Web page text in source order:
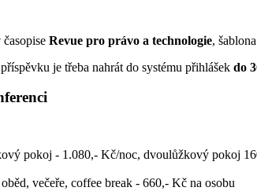
Revue pro právo a technologie,
je třeba nahrát do systému přihlášek do
pokoj - 1.080,- Kč/noc, dvoulůžkový pokoj
večeře, coffee break - 660,- Kč na osobu